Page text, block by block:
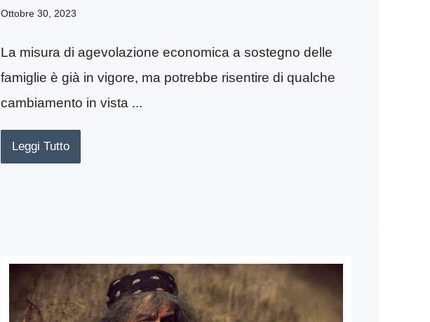
Ottobre 30, 2023
La misura di agevolazione economica a sostegno delle
famiglie è già in vigore, ma potrebbe risentire di qualche
cambiamento in vista ...
Leggi Tutto